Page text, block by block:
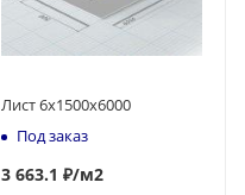
Лист 6х1500х6000
Под заказ
3 663.1 ₽/м2